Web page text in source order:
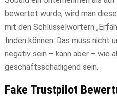
bewertet wurde, wird man
mit den Schlüsselwörtern
finden können. Das muss nicht
negativ sein – kann aber – wie
geschäftsschädigend sein.
Fake Trustpilot